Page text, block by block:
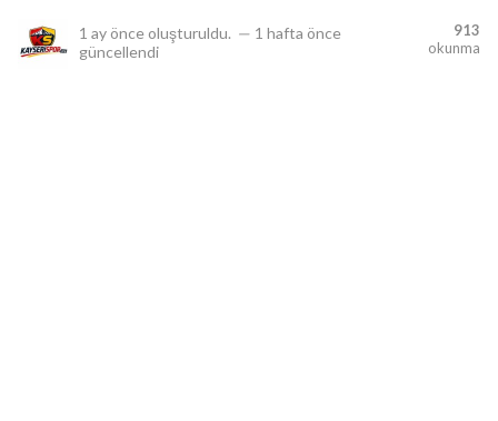
1 ay önce oluşturuldu. — 1 hafta önce
güncellendi
913
okunma